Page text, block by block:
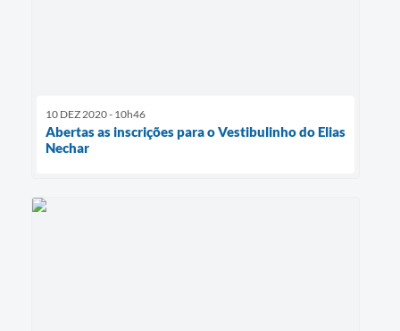
10 DEZ 2020 - 10h46
Abertas as inscrições para o Vestibulinho do Elias
Nechar